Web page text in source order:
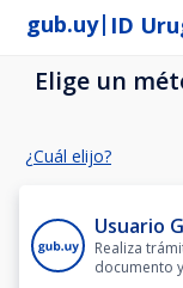
gub.uy| ID
Elige un
¿Cuál elijo?
Usuario
Realiza
documento